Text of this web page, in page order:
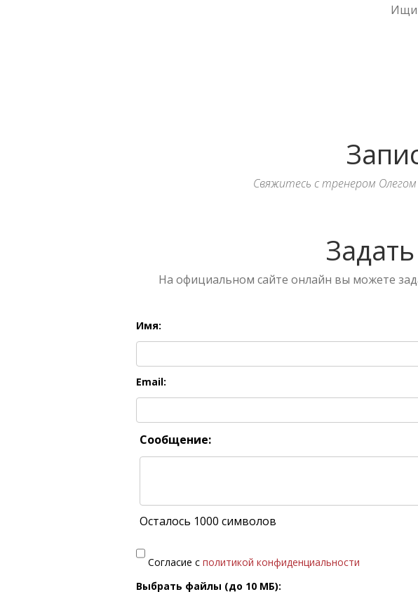
Свяжитесь с тренером
На официальном сайте онлайн вы можете
Имя:
Email:
Сообщение:
Осталось 1000 символов
Согласие сполитикой конфиденциальности
Выбрать файлы (до 10 МБ):